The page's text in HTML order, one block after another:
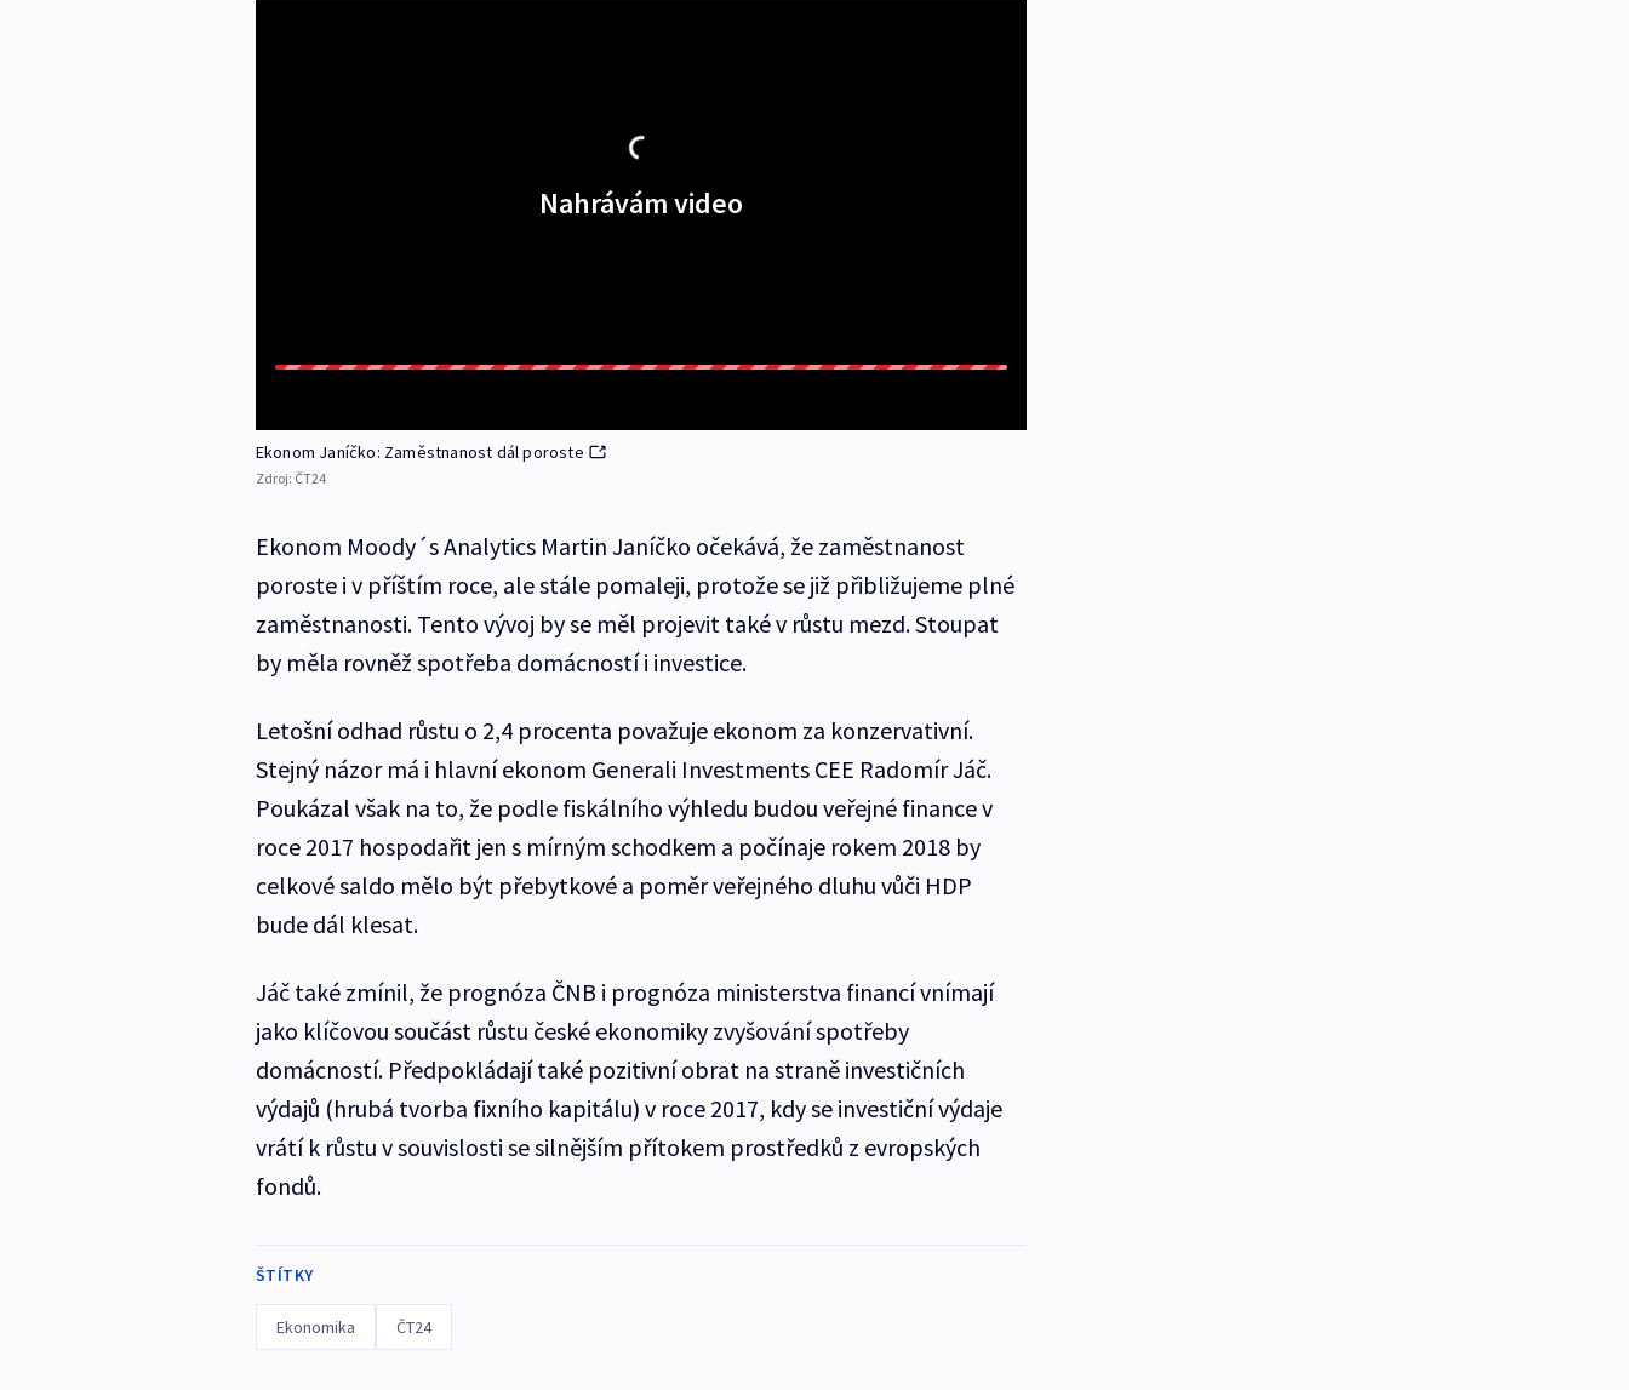
Nahrávám video
Ekonom Janíčko: Zaměstnanost dál poroste
Zdroj: ČT24
Ekonom Moody´s Analytics Martin Janíčko očekává, že zaměstnanost
poroste i v příštím roce, ale stále pomaleji, protože se již přibližujeme plné
zaměstnanosti. Tento vývoj by se měl projevit také v růstu mezd. Stoupat
by měla rovněž spotřeba domácností i investice.
Letošní odhad růstu o 2,4 procenta považuje ekonom za konzervativní.
Stejný názor má i hlavní ekonom Generali Investments CEE Radomír Jáč.
Poukázal však na to, že podle fiskálního výhledu budou veřejné finance v
roce 2017 hospodařit jen s mírným schodkem a počínaje rokem 2018 by
celkové saldo mělo být přebytkové a poměr veřejného dluhu vůči HDP
bude dál klesat.
Jáč také zmínil, že prognóza ČNB i prognóza ministerstva financí vnímají
jako klíčovou součást růstu české ekonomiky zvyšování spotřeby
domácností. Předpokládají také pozitivní obrat na straně investičních
výdajů (hrubá tvorba fixního kapitálu) v roce 2017, kdy se investiční výdaje
vrátí k růstu v souvislosti se silnějším přítokem prostředků z evropských
fondů.
ŠTÍTKY
Ekonomika ČT24